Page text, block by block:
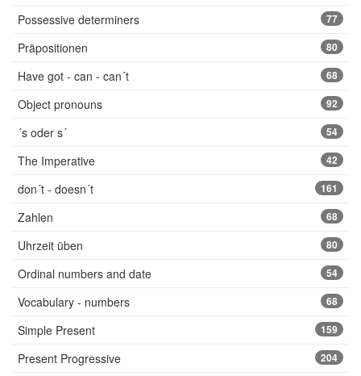
Possessive determiners 77
Präpositionen 80
Have got - can - can´t 68
Object pronouns 92
´s oder s´ 54
The Imperative 42
don´t - doesn´t 161
Zahlen 68
Uhrzeit üben 80
Ordinal numbers and date 54
Vocabulary - numbers 68
Simple Present 159
Present Progressive 204